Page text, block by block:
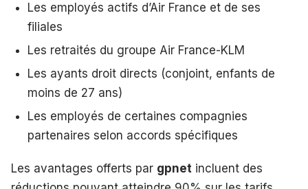
Les employés actifs d’Air France et de ses
filiales
Les retraités du groupe Air France-KLM
Les ayants droit directs (conjoint, enfants de
moins de 27 ans)
Les employés de certaines compagnies
partenaires selon accords spécifiques
Les avantages offerts par gpnet incluent des